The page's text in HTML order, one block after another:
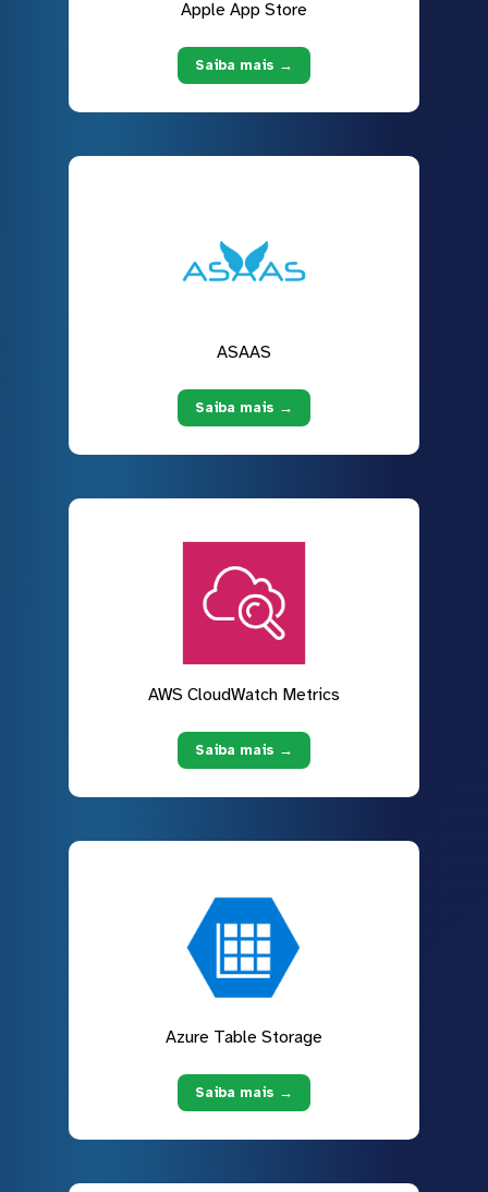
Apple App Store
Saiba mais →
ASAAS
Saiba mais →
AWS CloudWatch Metrics
Saiba mais →
Azure Table Storage
Saiba mais →